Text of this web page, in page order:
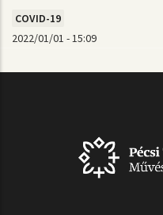
COVID-19
2022/01/01 - 15:09